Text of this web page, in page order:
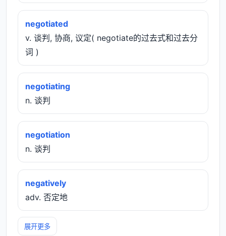
negotiated
v. 谈判, 协商, 议定( negotiate的过去式和过去分
词 )
negotiating
n. 谈判
negotiation
n. 谈判
negatively
adv. 否定地
展开更多